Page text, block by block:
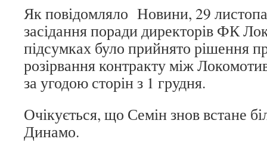
Як повідомляло Новини, 29
засідання поради директорів ФК
підсумках було прийнято рішення
розірвання контракту між
за угодою сторін з 1 грудня.
Очікується, що Семін знов встане
Динамо.